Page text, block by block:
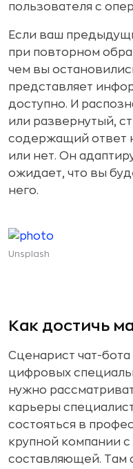
пользователя с
Если ваш
при повторном
чем вы
представляет
доступно. И
или развернутый,
содержащий ответ
или нет. Он
ожидает, что вы
него.
Unsplash
Как достичь
Сценарист чат-
цифровых
нужно
карьеры
состояться в
крупной компании с
составляющей. Там